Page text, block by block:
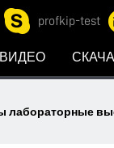
profkip-test
ВИДЕО
лабораторные